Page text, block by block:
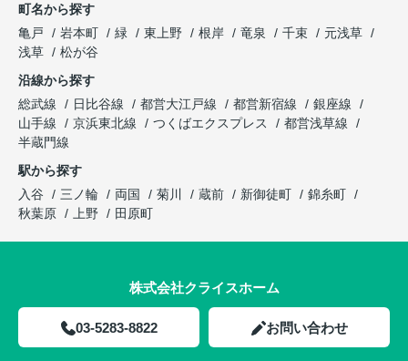
町名から探す
亀戸
岩本町 緑 東上野 根岸 竜泉 千束
元浅草
浅草
松が谷
沿線から探す
総武線
日比谷線 都営大江戸線 都営新宿線
銀座線
山手線
京浜東北線 つくばエクスプレス
都営浅草線
半蔵門線
駅から探す
入谷
三ノ輪 両国 菊川 蔵前 新御徒町
錦糸町
秋葉原
上野 田原町
株式会社クライスホーム
03-5283-8822 お問い合わせ